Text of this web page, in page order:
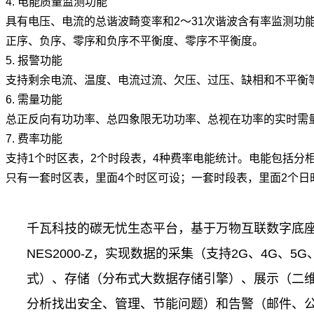
具有电压、电流的总谐波畸变率和2～31次谐波含有率监测功
正序、负序、零序和负序不平衡度、零序不平衡度。
5. 报警功能
支持剩余电流、温度、电流过流、欠压、过压、缺相和不平衡
6. 需量功能
总正反向有功功率、总四象限无功功率、总视在功率的实时需
7. 费率功能
支持1个时区表，2个时段表，4种费率电能统计。电能包括
只有一套时区表，里面4个时区可设；一套时段表，里面2个日
千瓦科技的碳无忧生态平台，基于万物互联数字底
NES2000-Z，实现数据的采集（支持2G、4G、
式）、存储（分布式大数据存储引擎）、展示（二
分析找出安全、管理、节能问题）和告警（邮件、